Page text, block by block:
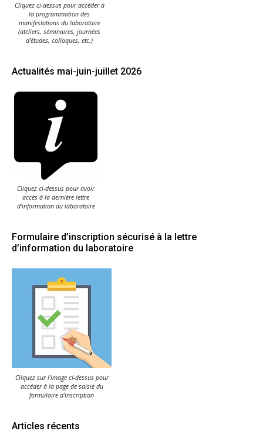
Cliquez ci-dessus pour accéder à
la programmation des
manifestations du laboratoire
(ateliers, séminaires, journées
d'études, colloques, etc.)
Actualités mai-juin-juillet 2026
Cliquez ci-dessus pour avoir
accès à la dernière lettre
d'information du laboratoire
Formulaire d’inscription sécurisé à la lettre
d’information du laboratoire
Cliquez sur l'image ci-dessus pour
accéder à la page de saisie du
formulaire d'inscription
Articles récents